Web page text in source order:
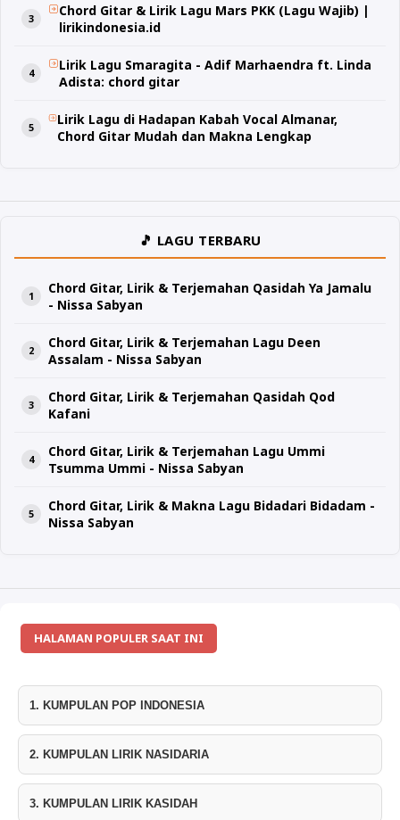
Chord Gitar & Lirik Lagu Mars PKK (Lagu Wajib) |
lirikindonesia.id
Lirik Lagu Smaragita - Adif Marhaendra ft. Linda
Adista: chord gitar
Lirik Lagu di Hadapan Kabah Vocal Almanar,
Chord Gitar Mudah dan Makna Lengkap
🎵 LAGU TERBARU
Chord Gitar, Lirik & Terjemahan Qasidah Ya Jamalu
- Nissa Sabyan
Chord Gitar, Lirik & Terjemahan Lagu Deen
Assalam - Nissa Sabyan
Chord Gitar, Lirik & Terjemahan Qasidah Qod
Kafani
Chord Gitar, Lirik & Terjemahan Lagu Ummi
Tsumma Ummi - Nissa Sabyan
Chord Gitar, Lirik & Makna Lagu Bidadari Bidadam -
Nissa Sabyan
HALAMAN POPULER SAAT INI
1. KUMPULAN POP INDONESIA
2. KUMPULAN LIRIK NASIDARIA
3. KUMPULAN LIRIK KASIDAH